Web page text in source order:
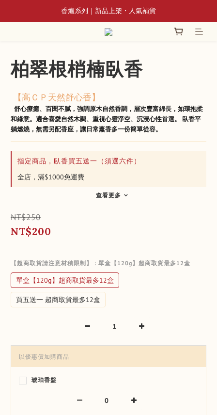
📢 8/3~9/10 全館立香系列滿額贈蘆香插
📢 8/3~9/10 全館立香系列滿額贈蘆香插
柏翠根梢楠臥香
【高ＣＰ天然舒心香】
舒心療癒、百聞不膩，強調原木自然香調，層次豐富綿長，如環抱柔
和綠意。適合喜愛自然木調、重視心靈淨空、沉浸心性首選。 臥香平
躺燃燒，無需另配香座，讓日常薰香多一份簡單從容。
指定商品，臥香買五送一（須選六件）
全店，滿$1000免運費
查看更多
NT$250
NT$200
【超商取貨請注意材積限制】 : 單盒【120g】超商取貨最多12盒
單盒【120g】超商取貨最多12盒
買五送一 超商取貨最多12盒
以優惠價加購商品
琥珀香盤